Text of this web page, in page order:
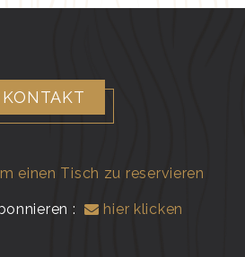
KONTAKT
einen Tisch zu reservieren
: hier klicken